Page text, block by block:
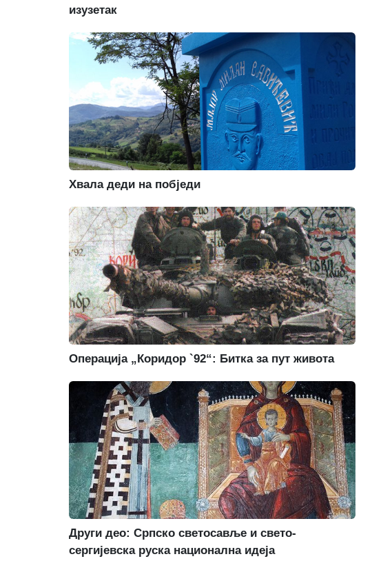
изузетак
Хвала деди на побједи
Операција „Коридор `92“: Битка за пут живота
Други део: Српско светосавље и свето-
сергијевска руска национална идеја